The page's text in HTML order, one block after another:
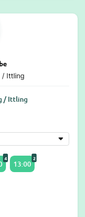
/ Ittling
/ Ittling
4
13:00
2